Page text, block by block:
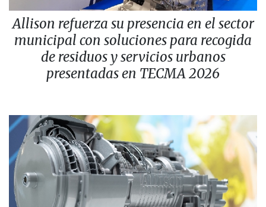
Allison refuerza su presencia en el sector
municipal con soluciones para recogida
de residuos y servicios urbanos
presentadas en TECMA 2026